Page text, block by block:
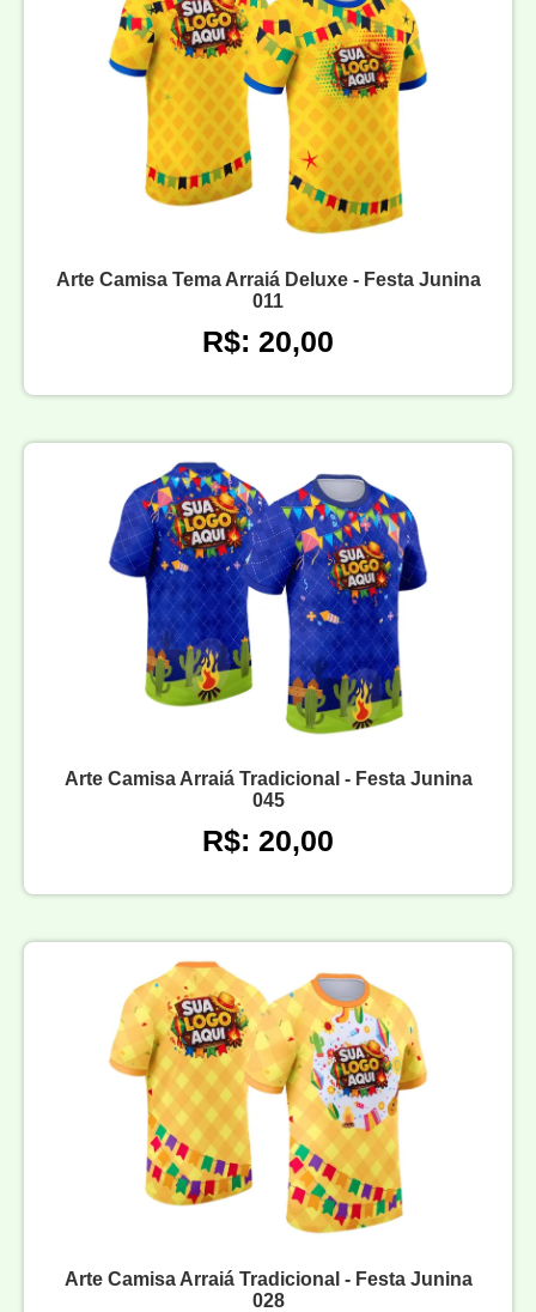
Arte Camisa Tema Arraiá Deluxe - Festa Junina
011
R$: 20,00
Arte Camisa Arraiá Tradicional - Festa Junina
045
R$: 20,00
Arte Camisa Arraiá Tradicional - Festa Junina
028